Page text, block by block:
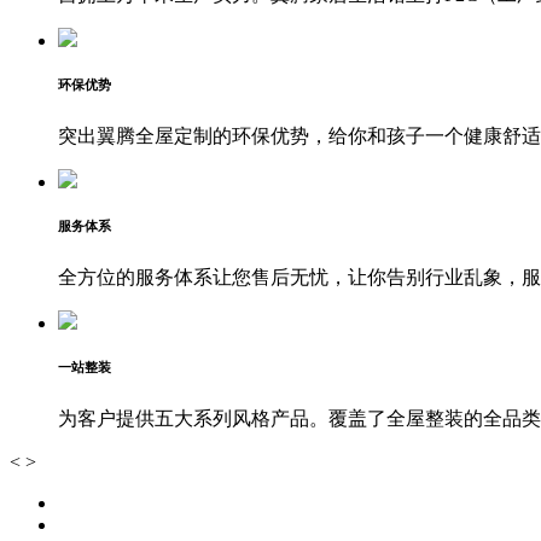
环保优势
突出翼腾全屋定制的环保优势，给你和孩子一个健康舒
服务体系
全方位的服务体系让您售后无忧，让你告别行业乱象，
一站整装
为客户提供五大系列风格产品。覆盖了全屋整装的全品
< >